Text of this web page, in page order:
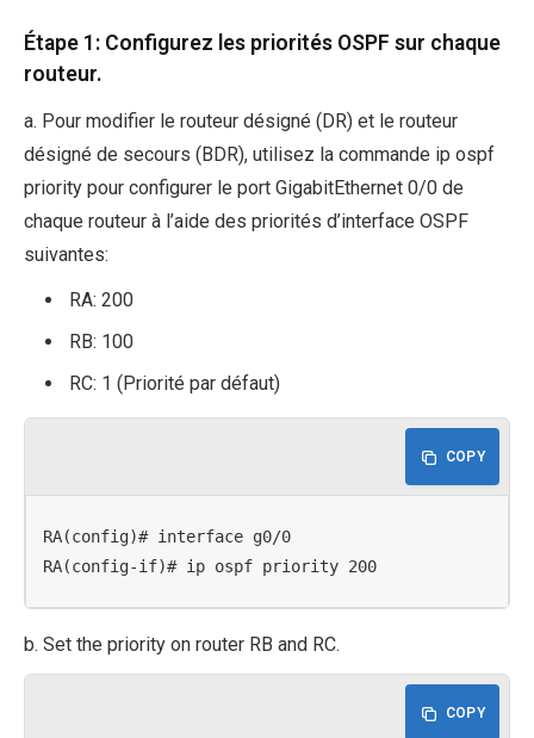
Étape 1: Configurez les priorités OSPF sur chaque
routeur.
a. Pour modifier le routeur désigné (DR) et le routeur
désigné de secours (BDR), utilisez la commande ip ospf
priority pour configurer le port GigabitEthernet 0/0 de
chaque routeur à l’aide des priorités d’interface OSPF
suivantes:
RA: 200
RB: 100
RC: 1 (Priorité par défaut)
COPY
RA(config)# interface g0/0
RA(config-if)# ip ospf priority 200
b. Set the priority on router RB and RC.
COPY